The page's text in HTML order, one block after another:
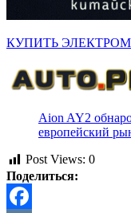
КУПИТЬ
Aion AY2
европейский
Post Views: 0
Поделиться: